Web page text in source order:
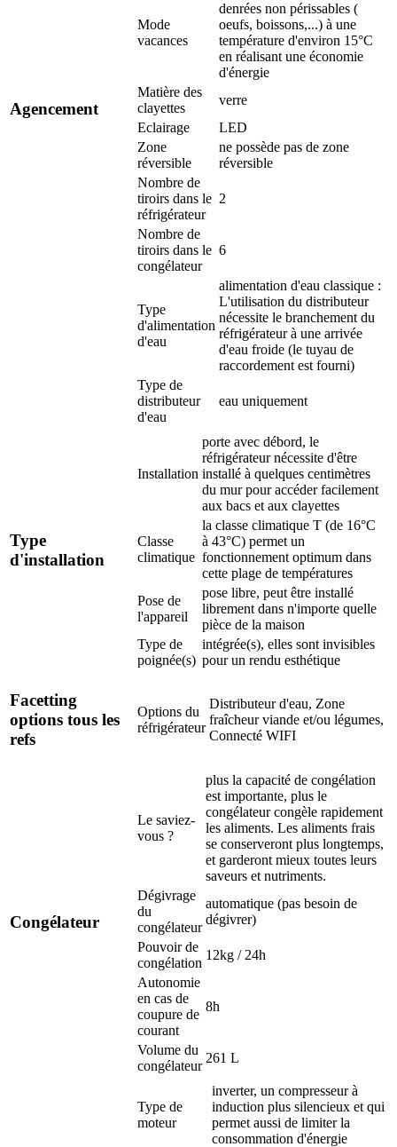
Agencement
Mode
vacances
denrées non périssables (
oeufs, boissons,...) à une
température d'environ 15°C
en réalisant une économie
d'énergie
Matière des
clayettes
verre
Eclairage
LED
Zone
réversible
ne possède pas de zone
réversible
Nombre de
tiroirs dans le
réfrigérateur
2
Nombre de
tiroirs dans le
congélateur
6
Type
d'alimentation
d'eau
alimentation d'eau classique :
L'utilisation du distributeur
nécessite le branchement du
réfrigérateur à une arrivée
d'eau froide (le tuyau de
raccordement est fourni)
Type de
distributeur
d'eau
eau uniquement
Type
d'installation
Installation
porte avec débord, le
réfrigérateur nécessite d'être
installé à quelques centimètres
du mur pour accéder facilement
aux bacs et aux clayettes
Classe
climatique
la classe climatique T (de 16°C
à 43°C) permet un
fonctionnement optimum dans
cette plage de températures
Pose de
l'appareil
pose libre, peut être installé
librement dans n'importe quelle
pièce de la maison
Type de
poignée(s)
intégrée(s), elles sont invisibles
pour un rendu esthétique
Facetting
options tous les
refs
Options du
réfrigérateur
Distributeur d'eau, Zone
fraîcheur viande et/ou légumes,
Connecté WIFI
Congélateur
Le saviez-
vous ?
plus la capacité de congélation
est importante, plus le
congélateur congèle rapidement
les aliments. Les aliments frais
se conserveront plus longtemps,
et garderont mieux toutes leurs
saveurs et nutriments.
Dégivrage
du
congélateur
automatique (pas besoin de
dégivrer)
Pouvoir de
congélation
12kg / 24h
Autonomie
en cas de
coupure de
courant
8h
Volume du
congélateur
261 L
Type de
moteur
inverter, un compresseur à
induction plus silencieux et qui
permet aussi de limiter la
consommation d'énergie